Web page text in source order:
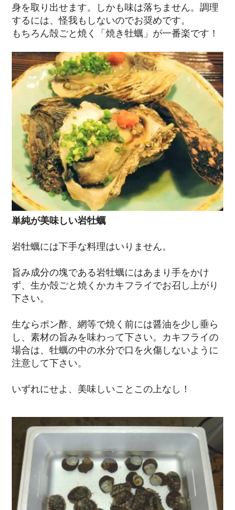
身を取り出せます。しかも味は落ちません。調理
するには、怪我もしないのでお奨めです。
もちろん殻ごと焼く「焼き牡蠣」が一番楽です！
単純が美味しい岩牡蠣
岩牡蠣には下手な料理はいりません。
旨み成分の塊である岩牡蠣にはあまり手をかけ
ず、生か殻ごと焼くかカキフライでお召し上がり
下さい。
生ならポン酢、網等で焼く前には醤油を少し垂ら
し、素材の旨みを味わって下さい。カキフライの
場合は、牡蠣の中の水分で口を火傷しないように
注意して下さい。
いずれにせよ、美味しいことこの上なし！